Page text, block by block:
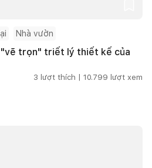
Nhà vườn
"vẽ trọn" triết lý thiết kế của
3 lượt thích | 10.799 lượt xem